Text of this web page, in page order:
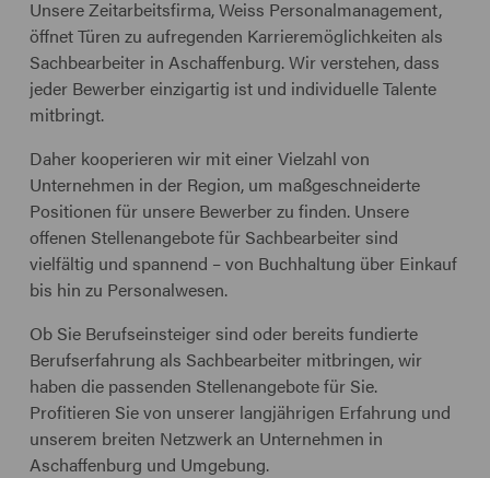
Unsere Zeitarbeitsfirma, Weiss Personalmanagement,
öffnet Türen zu aufregenden Karrieremöglichkeiten als
Sachbearbeiter in Aschaffenburg. Wir verstehen, dass
jeder Bewerber einzigartig ist und individuelle Talente
mitbringt.
Daher kooperieren wir mit einer Vielzahl von
Unternehmen in der Region, um maßgeschneiderte
Positionen für unsere Bewerber zu finden. Unsere
offenen Stellenangebote für Sachbearbeiter sind
vielfältig und spannend – von Buchhaltung über Einkauf
bis hin zu Personalwesen.
Ob Sie Berufseinsteiger sind oder bereits fundierte
Berufserfahrung als Sachbearbeiter mitbringen, wir
haben die passenden Stellenangebote für Sie.
Profitieren Sie von unserer langjährigen Erfahrung und
unserem breiten Netzwerk an Unternehmen in
Aschaffenburg und Umgebung.